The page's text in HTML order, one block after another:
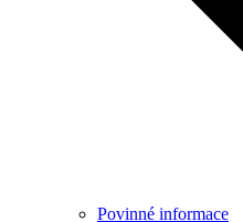
Povinné informace